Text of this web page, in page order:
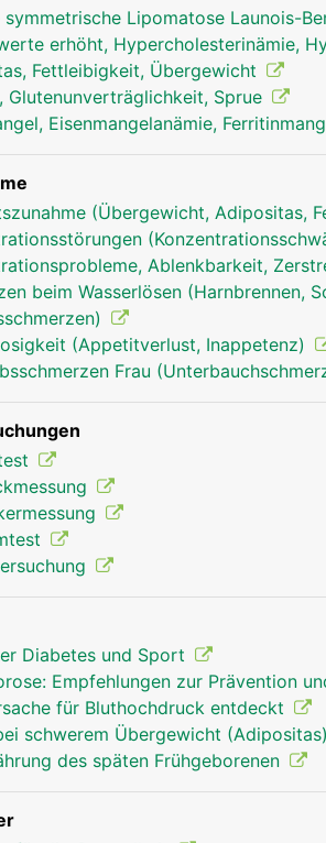
symmetrische Lipomatose Launois-
erhöht, Hypercholesterinämie,
Fettleibigkeit, Übergewicht
Glutenunverträglichkeit, Sprue
Eisenmangelanämie,
(Übergewicht, Adipositas,
Ablenkbarkeit,
beim Wasserlösen (Harnbrennen,
(Appetitverlust, Inappetenz)
Frau
Diabetes und Sport
Empfehlungen zur Prävention
für Bluthochdruck entdeckt
schwerem Übergewicht
des späten Frühgeborenen